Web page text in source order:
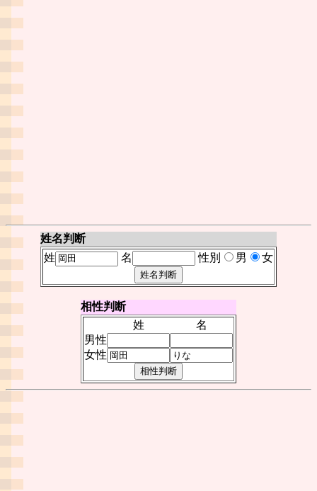
姓名判断
姓
名 性別 男 女
相性判断
姓
名
男性
女性